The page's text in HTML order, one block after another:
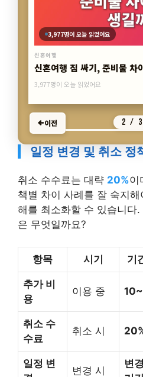
신혼여행
신혼여행 짐 싸기, 준비물
3,977명이 오늘 읽었어요
이전 2 / 3
일정 변경 및 취소 정
책별 차이 사례를 잘 숙지
해를 최소화할 수 있습니다
은 무엇일까요?
항목 시기 기
추가 비
용
취소 수
수료
일정 변
경
변
기간